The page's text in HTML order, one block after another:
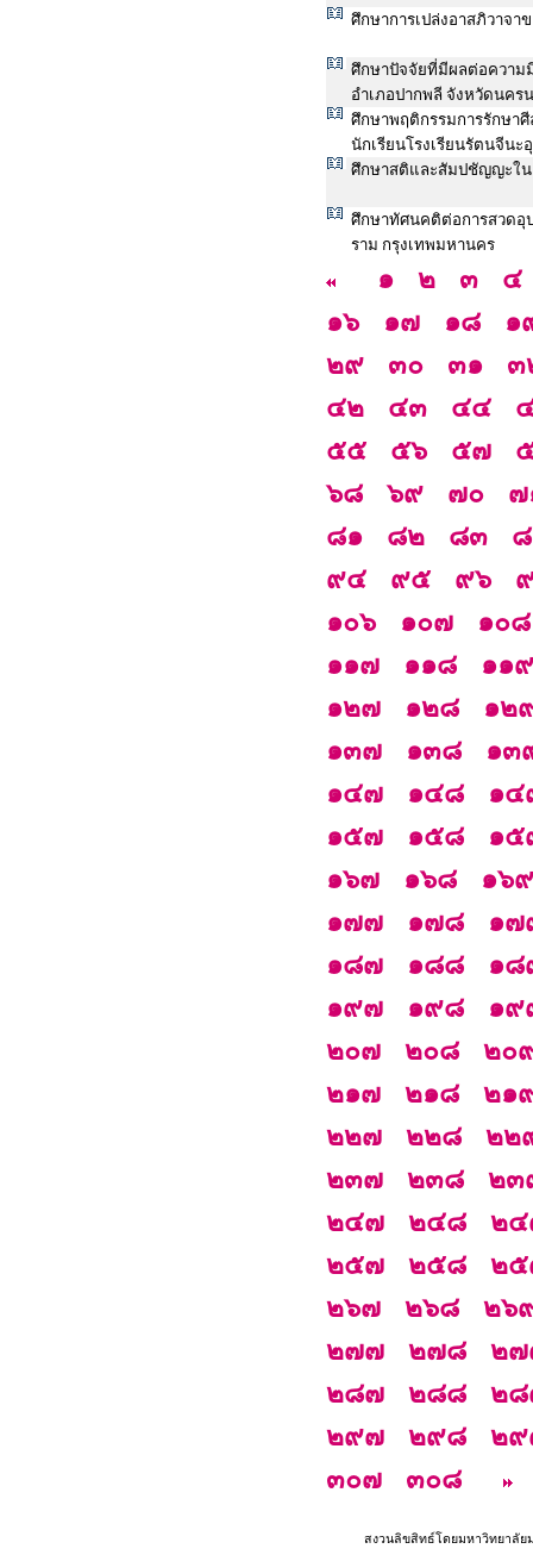
ศึกษาการเปล่งอาสภิวาจ
ศึกษาปัจจัยที่มีผลต่อความ
อำเภอปากพลี จังหวัดนคร
ศึกษาพฤติกรรมการรักษา
นักเรียนโรงเรียนรัตนจีน
ศึกษาสติและสัมปชัญญะใน
ศึกษาทัศนคติต่อการสวดอุ
ราม กรุงเทพมหานคร
๑ ๒ ๓
๔
๑๖
๑๗ ๑๘
๑
๒๙
๓๐ ๓๑
๓
๔๒
๔๓ ๔๔
๕๕
๕๖ ๕๗
๖๘
๖๙ ๗๐
๗
๘๑
๘๒ ๘๓
๙๔
๙๕ ๙๖
๑๐๖
๑๐๗
๑๐๘
๑๑๗
๑๑๘
๑๑๙
๑๒๗
๑๒๘
๑๒
๑๓๗
๑๓๘
๑๓
๑๔๗
๑๔๘
๑๔
๑๕๗
๑๕๘
๑๕
๑๖๗
๑๖๘
๑๖๙
๑๗๗
๑๗๘
๑๗
๑๘๗
๑๘๘
๑๘
๑๙๗
๑๙๘
๑๙
๒๐๗
๒๐๘
๒๐
๒๑๗
๒๑๘
๒๑
๒๒๗
๒๒๘
๒๒
๒๓๗
๒๓๘
๒๓
๒๔๗
๒๔๘
๒
๒๕๗
๒๕๘
๒
๒๖๗
๒๖๘
๒๖
๒๗๗
๒๗๘
๒
๒๘๗
๒๘๘
๒
๒๙๗
๒๙๘
๒
๓๐๗
๓๐๘
สงวนลิขสิทธ์โดยมหาวิทยาลั